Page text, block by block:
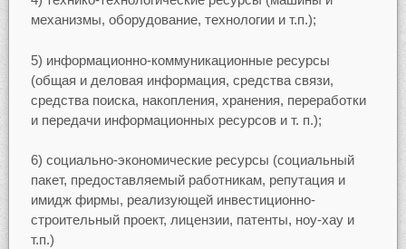
механизмы, оборудование, технологии и т.п.);
5) информационно-коммуникационные ресурсы
(общая и деловая информация, средства связи,
средства поиска, накопления, хранения, переработки
и передачи информационных ресурсов и т. п.);
6) социально-экономические ресурсы (социальный
пакет, предоставляемый работникам, репутация и
имидж фирмы, реализующей инвестиционно-
строительный проект, лицензии, патенты, ноу-хау и
т.п.)